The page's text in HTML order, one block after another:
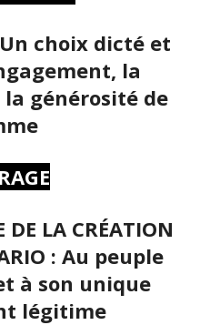
Un choix dicté et
la
générosité de
DE LA CRÉATION
: Au peuple
à son unique
légitime